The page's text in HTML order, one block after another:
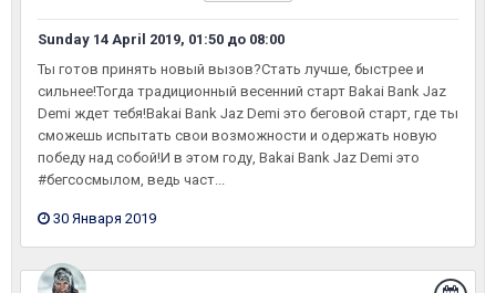
Sunday 14 April 2019, 01:50 до 08:00
Ты готов принять новый вызов?Стать лучше, быстрее и
сильнее!Тогда традиционный весенний старт Bakai Bank Jaz
Demi ждет тебя!Bakai Bank Jaz Demi это беговой старт, где ты
сможешь испытать свои возможности и одержать новую
победу над собой!И в этом году, Bakai Bank Jaz Demi это
#бегсосмылом, ведь част...
30 Января 2019